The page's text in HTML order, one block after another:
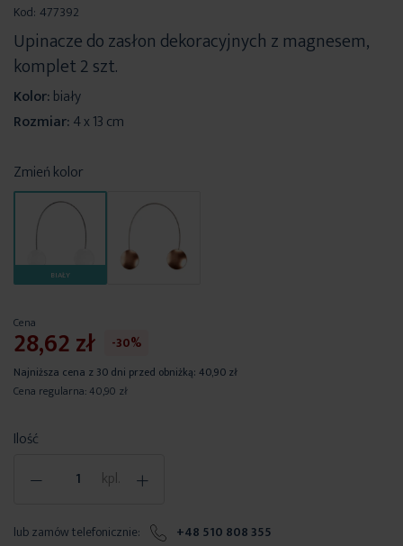
początek
galerii
Kod: 477392
Upinacze do zasłon dekoracyjnych z magnesem,
komplet 2 szt.
Kolor:biały
Rozmiar:4 x 13 cm
Zmień kolor
BIAŁY
Ilość
- kpl. +
Cena
28,62 zł -30%
Najniższa cena z 30 dni przed obniżką: 40,90 zł
Cena regularna: 40,90 zł
lub zamów telefonicznie: +48 510 808 355